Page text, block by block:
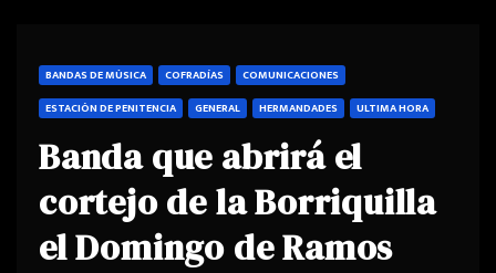
BANDAS DE MÚSICA COFRADÍAS
COMUNICACIONES
ESTACIÓN DE PENITENCIA
GENERAL HERMANDADES ULTIMA HORA
Banda que abrirá el
cortejo de la Borriquilla
el Domingo de Ramos